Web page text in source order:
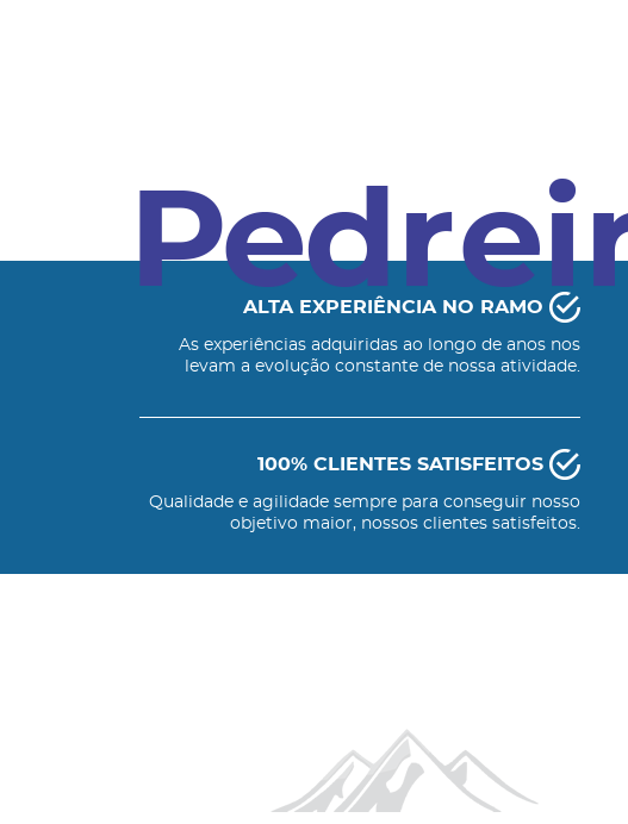
ALTA EXPERIÊNCIA NO RAMO
As experiências adquiridas ao longo de anos nos
levam a evolução constante de nossa atividade.
100% CLIENTES SATISFEITOS
Qualidade e agilidade sempre para conseguir nosso
objetivo maior, nossos clientes satisfeitos.